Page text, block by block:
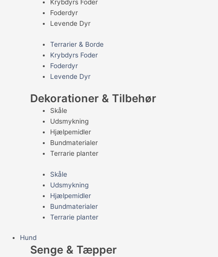
Krybdyrs Foder
Foderdyr
Levende Dyr
Terrarier & Borde
Krybdyrs Foder
Foderdyr
Levende Dyr
Dekorationer & Tilbehør
Skåle
Udsmykning
Hjælpemidler
Bundmaterialer
Terrarie planter
Skåle
Udsmykning
Hjælpemidler
Bundmaterialer
Terrarie planter
Hund
Senge & Tæpper